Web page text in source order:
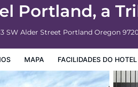
Portland, a
SW Alder Street Portland Oregon
MAPA FACILIDADES DO HOTEL